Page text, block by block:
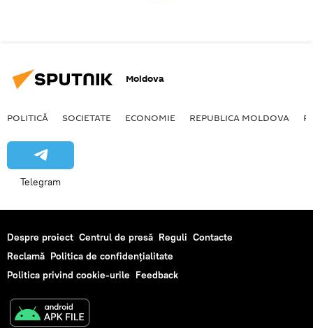
Moldova
POLITICĂ SOCIETATE ECONOMIE REPUBLICA MOLDOVA
Telegram
Despre proiect Centrul de presă Reguli Contacte
Reclamă Politica de confidențialitate
Politica privind cookie-urile Feedback